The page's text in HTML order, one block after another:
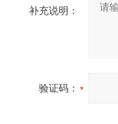
补充说明：
验证码：